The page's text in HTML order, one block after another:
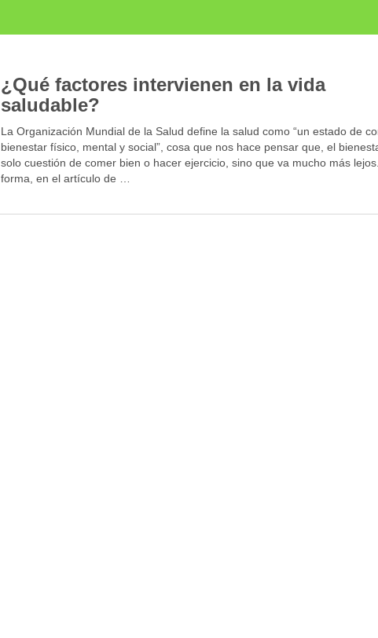
¿Qué factores intervienen en la vida
saludable?
La Organización Mundial de la Salud define la salud como “un estado de
bienestar físico, mental y social”, cosa que nos hace pensar que, el
solo cuestión de comer bien o hacer ejercicio, sino que va mucho más
forma, en el artículo de …